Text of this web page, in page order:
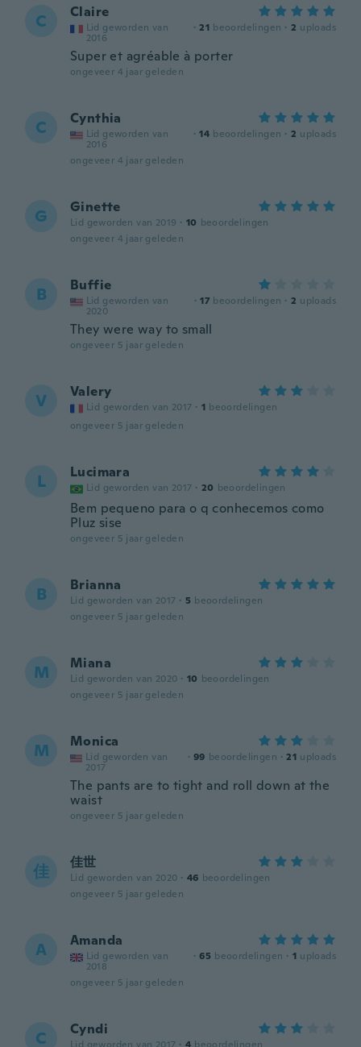
C Claire
Lid geworden van
2016
· 21 beoordelingen · 2 uploads
Super et agréable à porter
ongeveer 4 jaar geleden
C Cynthia
Lid geworden van
2016
· 14 beoordelingen · 2 uploads
ongeveer 4 jaar geleden
G Ginette
Lid geworden van 2019 · 10 beoordelingen
ongeveer 4 jaar geleden
B Buffie
Lid geworden van
2020
· 17 beoordelingen · 2 uploads
They were way to small
ongeveer 5 jaar geleden
V Valery
Lid geworden van 2017 · 1 beoordelingen
ongeveer 5 jaar geleden
L Lucimara
Lid geworden van 2017 · 20 beoordelingen
Bem pequeno para o q conhecemos como
Pluz sise
ongeveer 5 jaar geleden
B Brianna
Lid geworden van 2017 · 5 beoordelingen
ongeveer 5 jaar geleden
M Miana
Lid geworden van 2020 · 10 beoordelingen
ongeveer 5 jaar geleden
M Monica
Lid geworden van
2017
· 99 beoordelingen · 21 uploads
The pants are to tight and roll down at the
waist
ongeveer 5 jaar geleden
佳 佳世
Lid geworden van 2020 · 46 beoordelingen
ongeveer 5 jaar geleden
A Amanda
Lid geworden van
2018
· 65 beoordelingen · 1 uploads
ongeveer 5 jaar geleden
C Cyndi